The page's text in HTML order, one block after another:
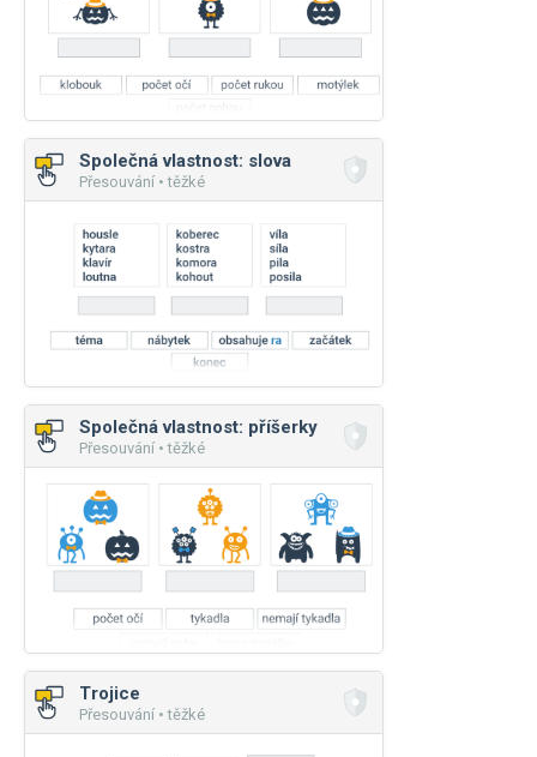
Společná vlastnost: slova
Přesouvání • těžké
Společná vlastnost: příšerky
Přesouvání • těžké
Trojice
Přesouvání • těžké